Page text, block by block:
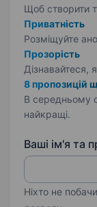
Щоб створити
Приватність
Розміщуйте
Прозорість
Дізнавайтеся,
8 пропозицій
В середньому
найкращі.
Ваші ім'я та
Ніхто не